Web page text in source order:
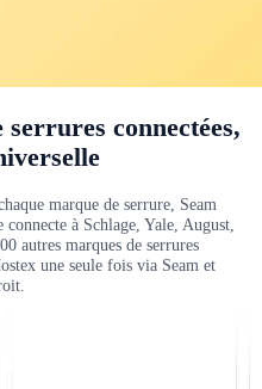
serrures connectées,
marque de serrure, Seam
à Schlage, Yale, August,
autres marques de serrures
une seule fois via Seam et